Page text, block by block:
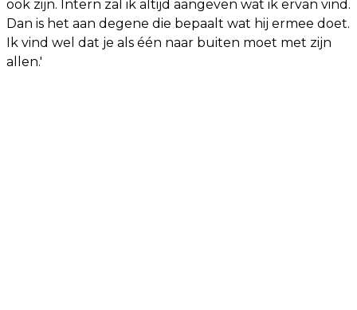
ook zijn. Intern zal ik altijd aangeven wat ik ervan vind.
Dan is het aan degene die bepaalt wat hij ermee doet.
Ik vind wel dat je als één naar buiten moet met zijn
allen.'